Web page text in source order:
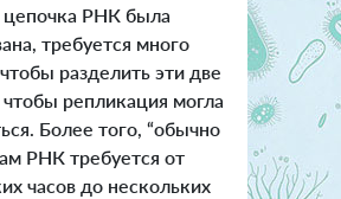
цепочка РНК была
требуется много
разделить эти две
репликация могла
Более того, “обычно
РНК требуется от
часов до нескольких